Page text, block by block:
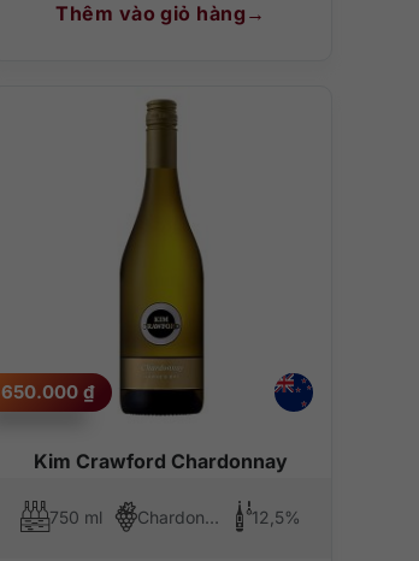
Thêm vào giỏ hàng
Kim Crawford Chardonnay
650.000 ₫
750 ml Chardonnay 12,5%